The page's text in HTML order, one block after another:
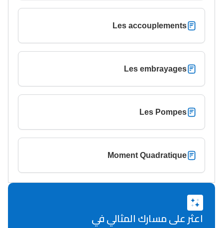
Les accouplements
Les embrayages
Les Pompes
Moment Quadratique
اعثر على مسارك المثالي في